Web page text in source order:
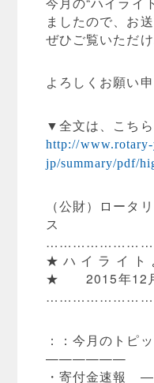
ましたので、 お
ぜひご覧いただ
よろしくお願い申
▼全文は、こちら
http://www.rotary-
jp/summary/pdf/
（公財）ロータ
ス
★ ハ イ ラ イ ト
★ 2015年12月
：：今月のトピ
——————
・寄付金速報 ―